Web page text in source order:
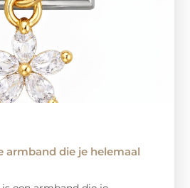
armband die je helemaal